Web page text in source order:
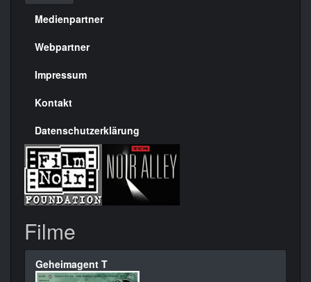
Menülinks
rechte
Seite
Medienpartner
Webpartner
Impressum
Kontakt
Datenschutzerklärung
Filme
Geheimagent T